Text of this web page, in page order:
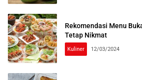
Rekomendasi Menu
Tetap Nikmat
Kuliner 12/03/2024